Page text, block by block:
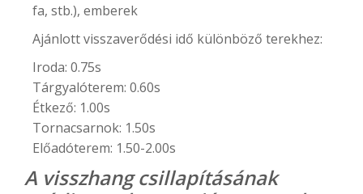
fa, stb.), emberek
Ajánlott visszaverődési idő különböző terekhez:
Iroda: 0.75s
Tárgyalóterem: 0.60s
Étkező: 1.00s
Tornacsarnok: 1.50s
Előadóterem: 1.50-2.00s
A visszhang csillapításának